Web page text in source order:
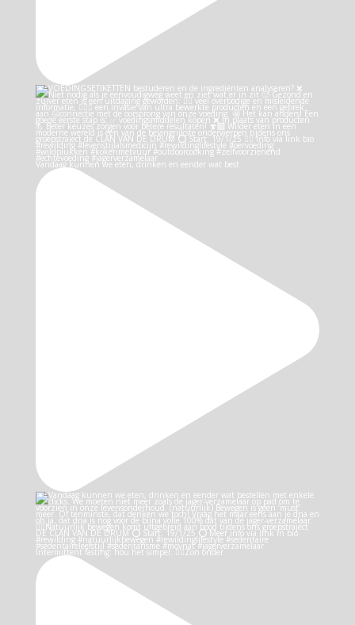
Vandaag kunnen we eten, drinken en eender wat best
Intermittent fasting: hou het simpel: 👉🏻Zon onder